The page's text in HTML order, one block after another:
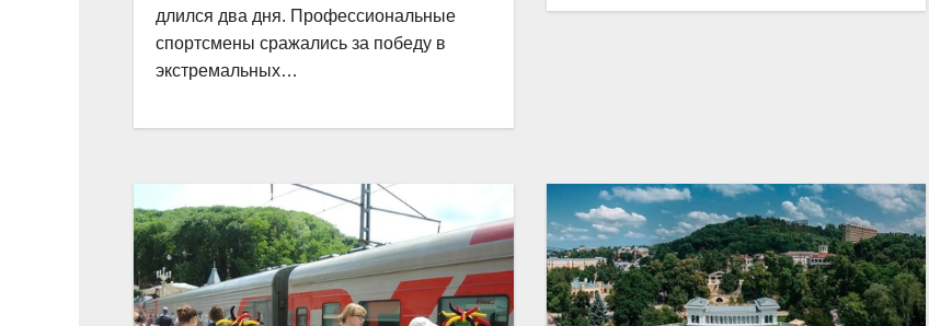
длился два дня. Профессиональные
спортсмены сражались за победу в
экстремальных…